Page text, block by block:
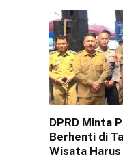
DPRD Minta
Berhenti di
Wisata Harus